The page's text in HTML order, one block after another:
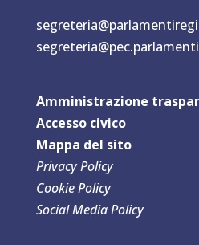
Amministrazione
Accesso civico
Mappa del sito
Privacy Policy
Cookie Policy
Social Media Policy